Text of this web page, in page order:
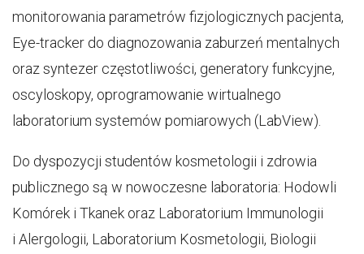
monitorowania parametrów fizjologicznych pacjenta,
Eye-tracker do diagnozowania zaburzeń mentalnych
oraz syntezer częstotliwości, generatory funkcyjne,
oscyloskopy, oprogramowanie wirtualnego
laboratorium systemów pomiarowych (LabView).
Do dyspozycji studentów kosmetologii i zdrowia
publicznego są w nowoczesne laboratoria: Hodowli
Komórek i Tkanek oraz Laboratorium Immunologii
i Alergologii, Laboratorium Kosmetologii, Biologii